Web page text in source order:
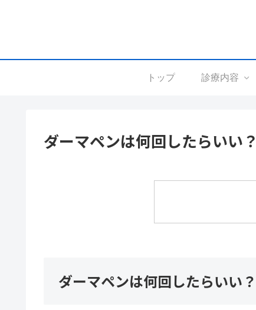
トップ 診療内容
ダーマペンは何回したらいい？
ダーマペンは何回したらいい？